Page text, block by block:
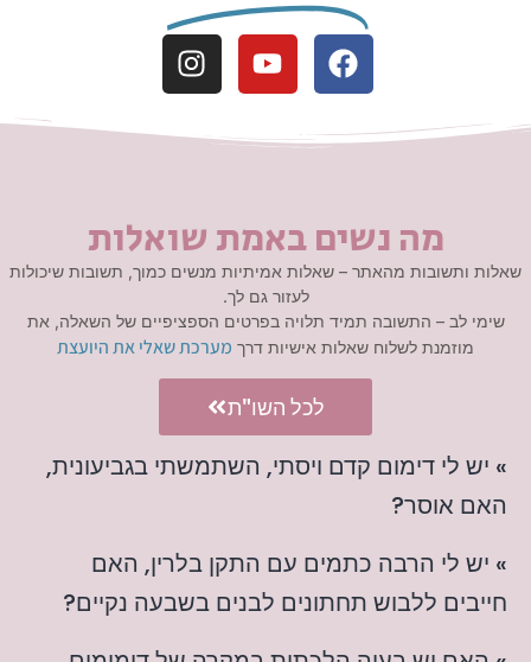
» יש לי דימום קדם ויסתי, השתמשתי בגביעונית,
האם אוסר?
» יש לי הרבה כתמים עם התקן בלרין, האם
חייבים ללבוש תחתונים לבנים בשבעה נקיים?
מה נשים באמת שואלות
שאלות ותשובות מהאתר – שאלות אמיתיות מנשים כמוך, תשובות שיכולות
לעזור גם לך.
שימי לב – התשובה תמיד תלויה בפרטים הספציפיים של השאלה, את
מוזמנת לשלוח שאלות אישיות דרך מערכת שאלי את היועצת
לכל השו"ת